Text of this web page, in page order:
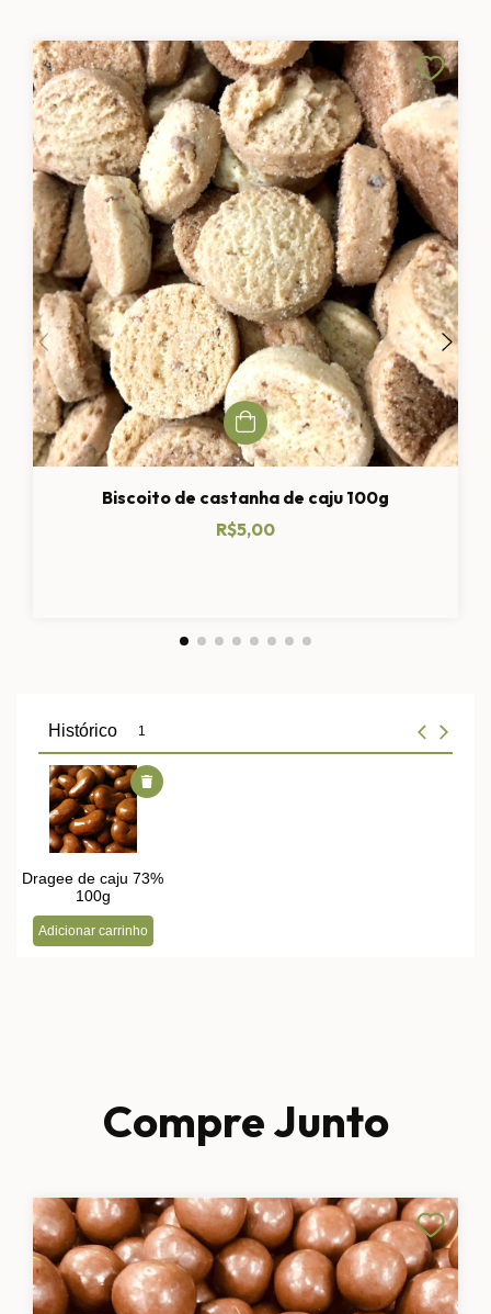
Biscoito de castanha de caju 100g
R$5,00
Compre Junto